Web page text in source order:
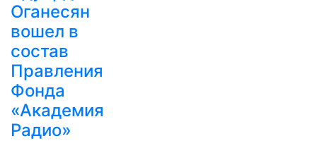
Оганесян
вошел в
состав
Правления
Фонда
«Академия
Радио»